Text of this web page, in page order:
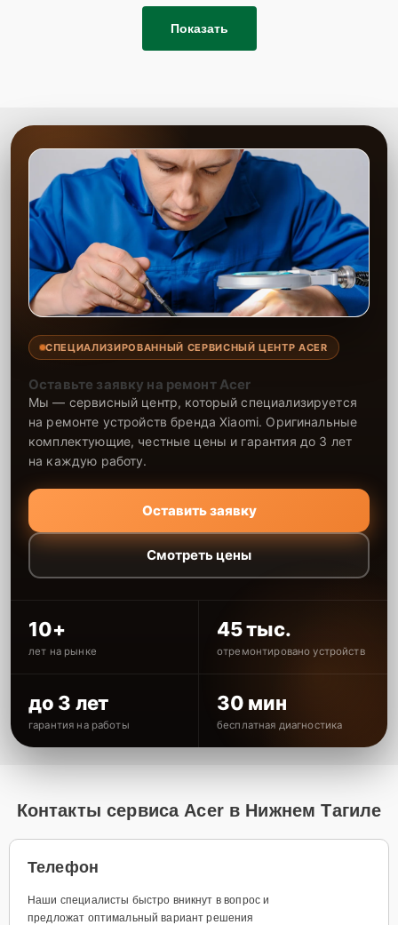
Показать
СПЕЦИАЛИЗИРОВАННЫЙ СЕРВИСНЫЙ ЦЕНТР ACER
Оставьте заявку на ремонт Acer
Мы — сервисный центр, который специализируется
на ремонте устройств бренда Xiaomi. Оригинальные
комплектующие, честные цены и гарантия до 3 лет
на каждую работу.
Оставить заявку
Смотреть цены
10+
лет на рынке
45 тыс.
отремонтировано устройств
до 3 лет
гарантия на работы
30 мин
бесплатная диагностика
Контакты сервиса Acer в Нижнем Тагиле
Телефон
Наши специалисты быстро вникнут в вопрос и
предложат оптимальный вариант решения